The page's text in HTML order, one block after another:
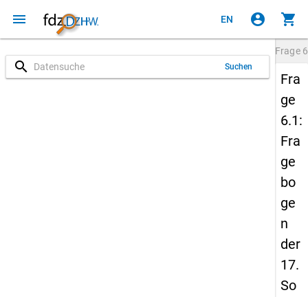
menu EN account_circle shopping_cart
search Suchen
Frage
Fra
ge
6.1:
Fra
ge
bo
ge
n
der
17.
So